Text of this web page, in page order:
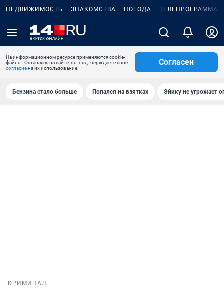
НЕДВИЖИМОСТЬ ЗНАКОМСТВА ПОГОДА ТЕЛЕПРОГРАММА
На информационном ресурсе применяются cookie-
файлы. Оставаясь на сайте, вы подтверждаете свое
согласиена их использование.
Согласен
Бензина стало больше Попался на взятках Эйику не угрожает
КРИМИНАЛ